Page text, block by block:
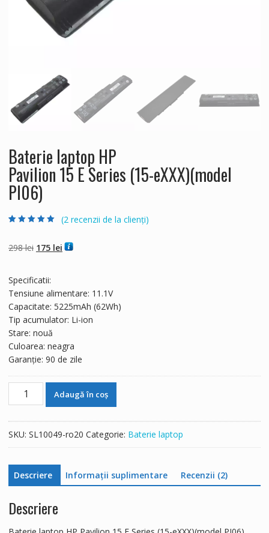
Baterie laptop HP
Pavilion 15 E Series (15-eXXX)(model
PI06)
evaluări de la
clienți
(2 recenzii de la clienți)
298lei Prețul
fost:
298 lei.
175 leiPrețul
Specificatii:
Tensiune alimentare: 11.1V
Capacitate: 5225mAh (62Wh)
Tip acumulator: Li-ion
Stare: nouă
Culoarea: neagra
Garanție: 90 de zile
Cantitate
Pavilion 15 E Series (15-
(model
PI06)
Adaugă în coș
SKU: SL10049-ro20 Categorie: Baterie laptop
Descriere Informații suplimentare Recenzii (2)
Descriere